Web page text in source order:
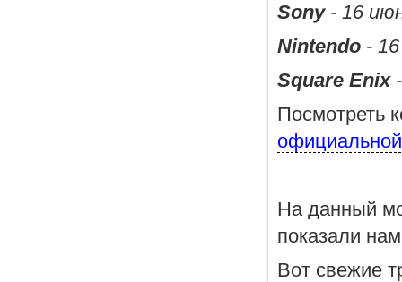
Sony- 16
Nintendo- 16
Square Enix-
Посмотреть
На данный
показали
Вот свежие